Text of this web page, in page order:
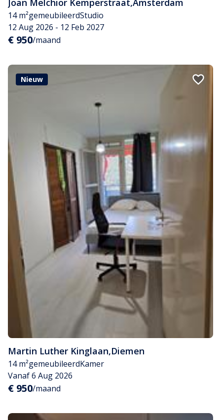
Joan Melchior Kemperstraat,Amsterdam
14 m²gemeubileerdStudio
12 Aug 2026 - 12 Feb 2027
€ 950/maand
Nieuw
Martin Luther Kinglaan,Diemen
14 m²gemeubileerdKamer
Vanaf 6 Aug 2026
€ 950/maand